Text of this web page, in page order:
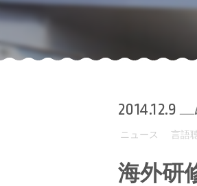
2014.12.9
ニュース 言語
海外研